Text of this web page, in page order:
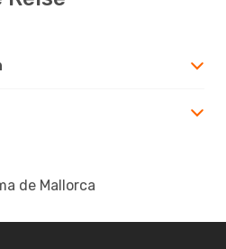
de Mallorca